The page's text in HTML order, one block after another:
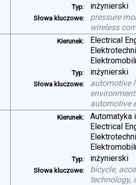
Typ: inżynierski
Słowa kluczowe:
pressure
wireless
Kierunek:
Electrical
Typ: inżynierski
Słowa kluczowe:
automotive
automotive
Kierunek:
Automatyka
Electrical
Typ: inżynierski
Słowa kluczowe:
bicycle,
technology,